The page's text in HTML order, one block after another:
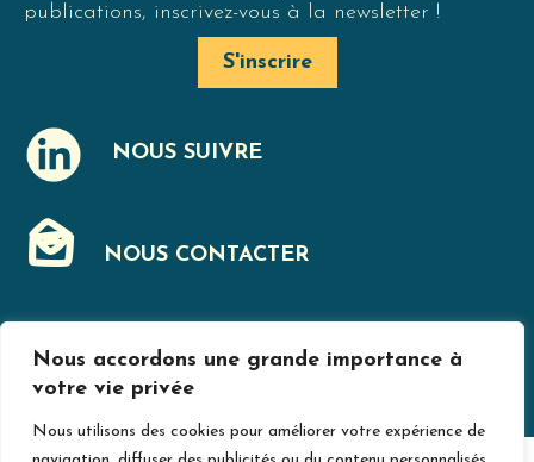
Nous accordons une grande importance à
votre vie privée
Nous utilisons des cookies pour améliorer votre expérience de
publications, inscrivez-vous à la newsletter !
S'inscrire
NOUS SUIVRE
J NOUS CONTACTER
FMENTIONS LÉGALES